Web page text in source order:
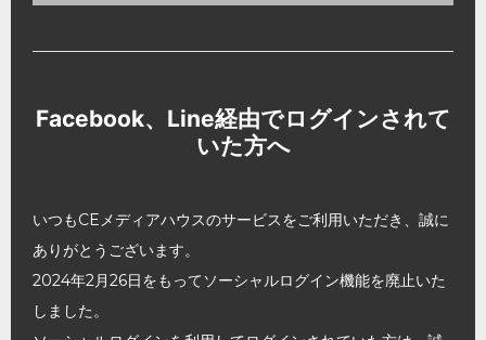
Facebook、Line経由でログインされて
いた方へ
いつもCEメディアハウスのサービスをご利用いただき、誠に
ありがとうございます。
2024年2月26日をもってソーシャルログイン機能を廃止いた
しました。